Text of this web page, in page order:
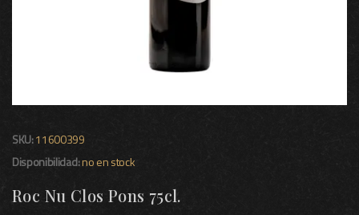
SKU:11600399
Disponibilidad:no en stock
Roc Nu Clos Pons 75cl.